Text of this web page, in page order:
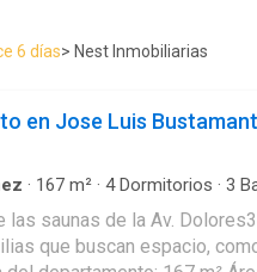
6 días> Nest Inmobiliarias
en Jose Luis
· 167 m² · 4Dormitorios · 3
las saunas de la Av.
que buscan espacio,